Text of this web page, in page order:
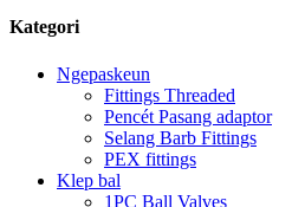
Kategori
Ngepaskeun
Fittings Threaded
Pencét Pasang adaptor
Selang Barb Fittings
PEX fittings
Klep bal
1PC Ball Valves